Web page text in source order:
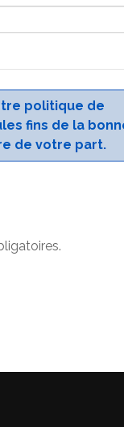
politique de
fins de la
de votre part.